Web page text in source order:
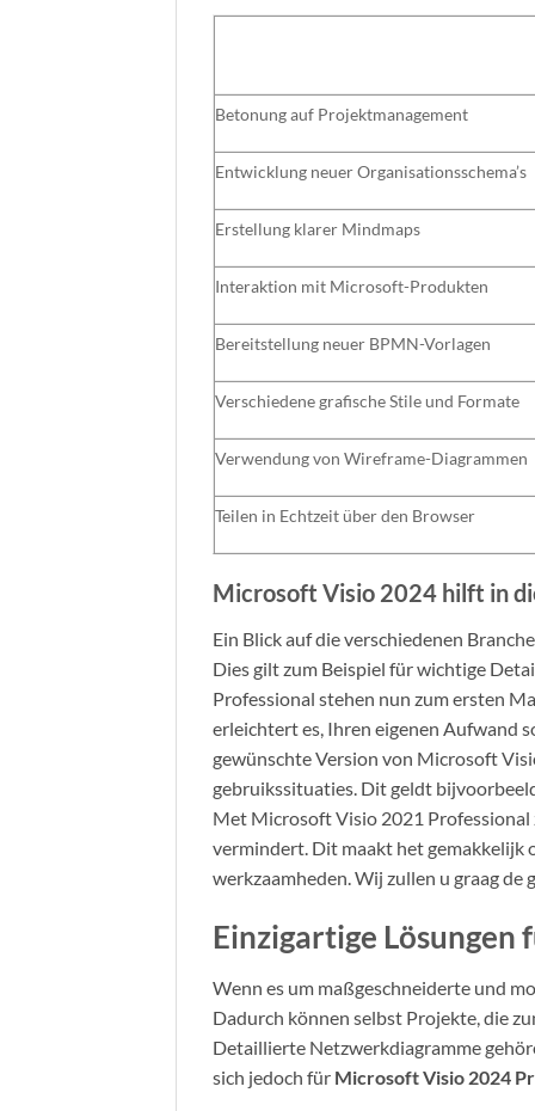
Betonung auf Projektmanagement
Entwicklung neuer Organisationsschema’s
Erstellung klarer Mindmaps
Interaktion mit Microsoft-Produkten
Bereitstellung neuer BPMN-Vorlagen
Verschiedene grafische Stile und Formate
Verwendung von Wireframe-Diagrammen
Teilen in Echtzeit über den Browser
Microsoft Visio 2024 hilft in
Ein Blick auf die verschiedenen
Dies gilt zum Beispiel für wichtige
Professional stehen nun zum ersten
erleichtert es, Ihren eigenen Aufwand
gewünschte Version von Microsoft
gebruikssituaties. Dit geldt
Met Microsoft Visio 2021 Professional
vermindert. Dit maakt het gemakkelijk
werkzaamheden. Wij zullen u graag
Einzigartige Lösungen
Wenn es um maßgeschneiderte und
Dadurch können selbst Projekte, die
Detaillierte Netzwerkdiagramme
sich jedoch für Microsoft Visio 2024